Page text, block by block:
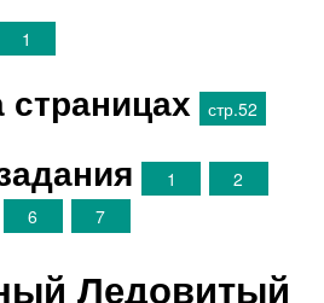
1
стр.52
1
2
6 7
Ледовитый